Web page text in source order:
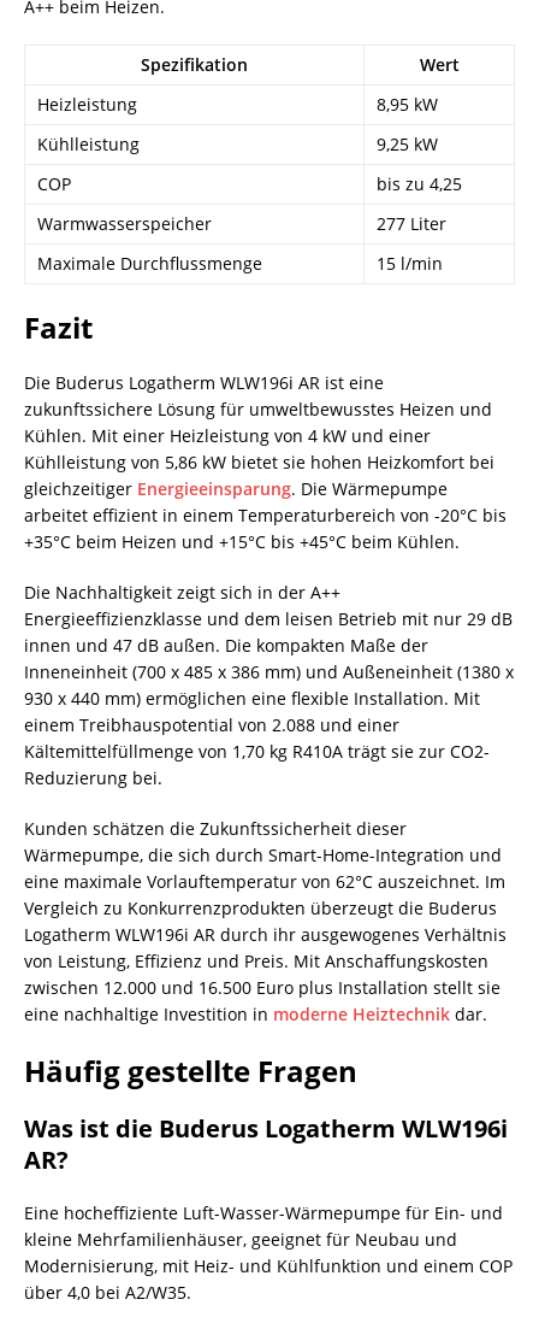
A++ beim Heizen.
Spezifikation
Wert
Heizleistung
8,95 kW
Kühlleistung
9,25 kW
COP
bis zu 4,25
Warmwasserspeicher
277 Liter
Maximale Durchflussmenge
15 l/min
Fazit
Die Buderus Logatherm WLW196i AR ist eine
zukunftssichere Lösung für umweltbewusstes Heizen und
Kühlen. Mit einer Heizleistung von 4 kW und einer
Kühlleistung von 5,86 kW bietet sie hohen Heizkomfort bei
gleichzeitiger Energieeinsparung. Die Wärmepumpe
arbeitet effizient in einem Temperaturbereich von -20°C bis
+35°C beim Heizen und +15°C bis +45°C beim Kühlen.
Die Nachhaltigkeit zeigt sich in der A++
Energieeffizienzklasse und dem leisen Betrieb mit nur 29 dB
innen und 47 dB außen. Die kompakten Maße der
Inneneinheit (700 x 485 x 386 mm) und Außeneinheit (1380 x
930 x 440 mm) ermöglichen eine flexible Installation. Mit
einem Treibhauspotential von 2.088 und einer
Kältemittelfüllmenge von 1,70 kg R410A trägt sie zur CO2-
Reduzierung bei.
Kunden schätzen die Zukunftssicherheit dieser
Wärmepumpe, die sich durch Smart-Home-Integration und
eine maximale Vorlauftemperatur von 62°C auszeichnet. Im
Vergleich zu Konkurrenzprodukten überzeugt die Buderus
Logatherm WLW196i AR durch ihr ausgewogenes Verhältnis
von Leistung, Effizienz und Preis. Mit Anschaffungskosten
zwischen 12.000 und 16.500 Euro plus Installation stellt sie
eine nachhaltige Investition in moderne Heiztechnik dar.
Häufig gestellte Fragen
Was ist die Buderus Logatherm WLW196i
AR?
Eine hocheffiziente Luft-Wasser-Wärmepumpe für Ein- und
kleine Mehrfamilienhäuser, geeignet für Neubau und
Modernisierung, mit Heiz- und Kühlfunktion und einem COP
über 4,0 bei A2/W35.